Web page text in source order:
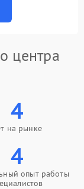
центра
4
на рынке
4
опыт работы